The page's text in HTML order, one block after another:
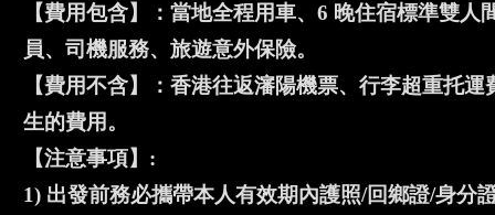
【費用包含】：當地全程用車、6 晚住宿標準雙
員、司機服務、旅遊意外保險。
【費用不含】：香港往返瀋陽機票、行李超重托
生的費用。
【注意事項】:
1) 出發前務必攜帶本人有效期內護照/回鄉證/身分